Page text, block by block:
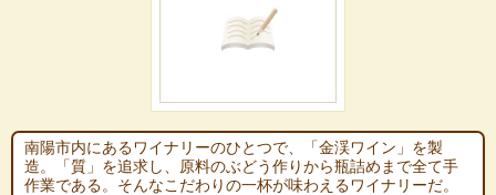
南陽市内にあるワイナリーのひとつで、「金渓ワイン」を製
造。「質」を追求し、原料のぶどう作りから瓶詰めまで全て手
作業である。そんなこだわりの一杯が味わえるワイナリーだ。